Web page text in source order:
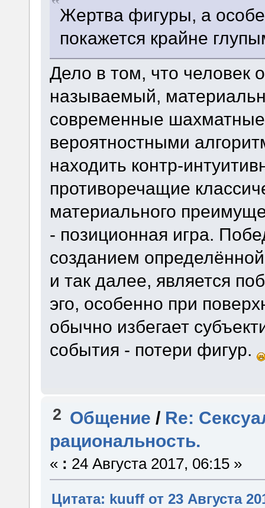
Жертва фигуры, а
покажется крайне
Дело в том, что человек
называемый,
современные
вероятностными
находить контр-
противоречащие
материального
- позиционная игра.
созданием
и так далее, является
эго, особенно при
обычно избегает
события - потери фигур.
2 Общение / Re:
рациональность.
« : 24 Августа 2017, 06:15 »
Цитата: kuuff от 23 Августа